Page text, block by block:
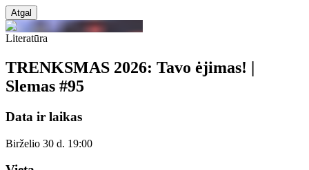
Atgal
Literatūra
TRENKSMAS 2026: Tavo ėjimas! |
Slemas #95
Data ir laikas
Birželio 30 d. 19:00